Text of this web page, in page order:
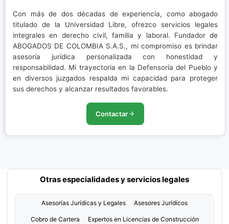
Con más de dos décadas de experiencia, como abogado
titulado de la Universidad Libre, ofrezco servicios legales
integrales en derecho civil, familia y laboral. Fundador de
ABOGADOS DE COLOMBIA S.A.S., mi compromiso es brindar
asesoría jurídica personalizada con honestidad y
responsabilidad. Mi trayectoria en la Defensoría del Pueblo y
en diversos juzgados respalda mi capacidad para proteger
sus derechos y alcanzar resultados favorables.
Contactar
Otras especialidades y servicios legales
Asesorías Jurídicas y Legales Asesores Jurídicos
Cobro de Cartera Expertos en Licencias de Construcción